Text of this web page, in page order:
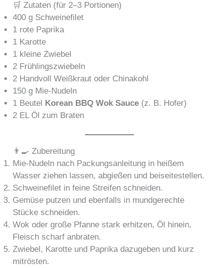
🛒 Zutaten (für 2–3 Portionen)
400 g Schweinefilet
1 rote Paprika
1 Karotte
1 kleine Zwiebel
2 Frühlingszwiebeln
2 Handvoll Weißkraut oder Chinakohl
150 g Mie-Nudeln
1 Beutel
Korean BBQ Wok Sauce (z. B. Hofer)
2 EL Öl zum Braten
👨‍🍳 Zubereitung
Mie-Nudeln nach Packungsanleitung in heißem
Wasser ziehen lassen, abgießen und beiseitestellen.
Schweinefilet in feine Streifen schneiden.
Gemüse putzen und ebenfalls in mundgerechte
Stücke schneiden.
Wok oder große Pfanne stark erhitzen, Öl hinein,
Fleisch scharf anbraten.
Zwiebel, Karotte und Paprika dazugeben und kurz
mitrösten.